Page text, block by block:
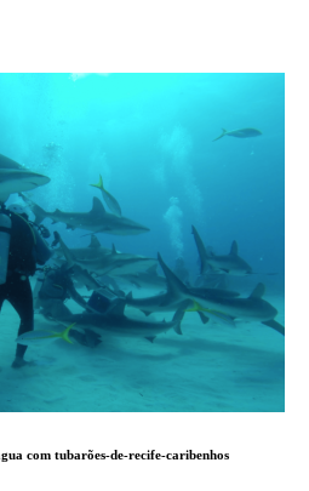
com tubarões-de-recife-caribenhos